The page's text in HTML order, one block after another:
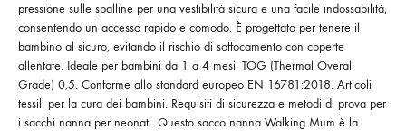
pressione sulle spalline per una vestibilità sicura e una facile indossabilità,
consentendo un accesso rapido e comodo. È progettato per tenere il
bambino al sicuro, evitando il rischio di soffocamento con coperte
allentate. Ideale per bambini da 1 a 4 mesi. TOG (Thermal Overall
Grade) 0,5. Conforme allo standard europeo EN 16781:2018. Articoli
tessili per la cura dei bambini. Requisiti di sicurezza e metodi di prova per
i sacchi nanna per neonati. Questo sacco nanna Walking Mum è la